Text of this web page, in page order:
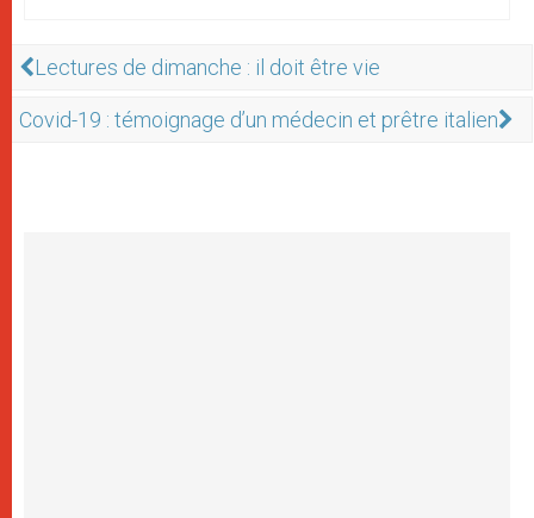
Lectures de dimanche : il doit être vie
Covid-19 : témoignage d’un médecin et prêtre italien